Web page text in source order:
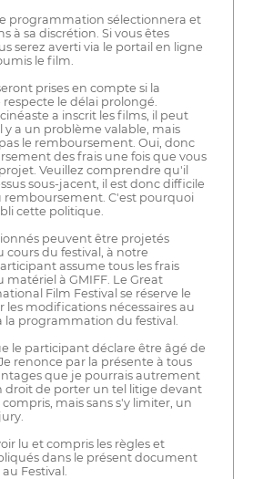
programmation sélectionnera et
à sa discrétion. Si vous êtes
serez averti via le portail en ligne
le film.
prises en compte si la
le délai prolongé.
a inscrit les films, il peut
y a un problème valable, mais
le remboursement. Oui, donc
des frais une fois que vous
Veuillez comprendre qu'il
sous-jacent, il est donc difficile
remboursement. C'est pourquoi
cette politique.
peuvent être projetés
cours du festival, à notre
assume tous les frais
à GMIFF. Le Great
Film Festival se réserve le
modifications nécessaires au
programmation du festival.
le participant déclare être âgé de
renonce par la présente à tous
que je pourrais autrement
droit de porter un tel litige devant
mais sans s'y limiter, un
lu et compris les règles et
dans le présent document
Festival.